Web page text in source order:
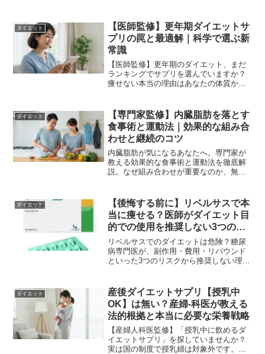
な方法だけを専門家が解説します。
ダイエット
【医師監修】更年期ダイエットサ
プリの罠と最適解｜科学で選ぶ新
常識
【医師監修】更年期のダイエット、まだ
ランキングでサプリを選んでいますか？
痩せない本当の理由はあなたの体質か
自信を取り戻すための最適解を専門医が
解説。
ダイエット
【専門家監修】内臓脂肪を落とす
食事術と運動法｜効果的な組み合
わせと継続のコツ
内臓脂肪が気になるあなたへ。専門家が
教える効果的な食事術と運動法を徹底解
説。なぜ組み合わせが重要なのか、無理
ましょう。
ダイエット
【後悔する前に】リベルサスで本
当に痩せる？医師がダイエット目
的での使用を推奨しない3つの理
由
リベルサスでのダイエットは危険？糖尿
病専門医が、副作用・費用・リバウンド
といった3つのリスクから推奨しない理由
ださい。
ダイエット
産後ダイエットサプリ【授乳中
OK】は無い？産婦-科医が教える
法的根拠と本当に必要な栄養戦略
【産婦人科医監修】「授乳中に飲めるダ
イエットサプリ」を探していませんか？
実は国の制度で授乳婦は対象外です。こ